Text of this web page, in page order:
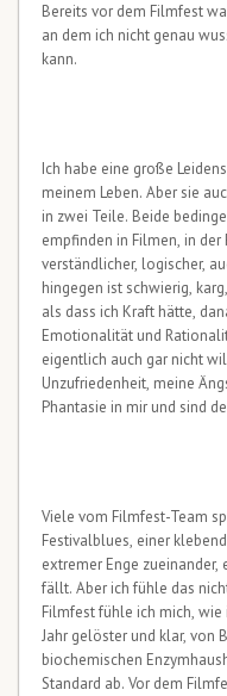
Bereits vor dem Filmfest
an dem ich nicht genau
kann.
Ich habe eine große
meinem Leben. Aber sie
in zwei Teile. Beide
empfinden in Filmen, in
verständlicher, logischer,
hingegen ist schwierig,
als dass ich Kraft hätte,
Emotionalität und
eigentlich auch gar nicht
Unzufriedenheit, meine
Phantasie in mir und sind
Viele vom Filmfest-Team
Festivalblues, einer
extremer Enge zueinander,
fällt. Aber ich fühle das
Filmfest fühle ich mich, wie
Jahr gelöster und klar, von
biochemischen
Standard ab. Vor dem